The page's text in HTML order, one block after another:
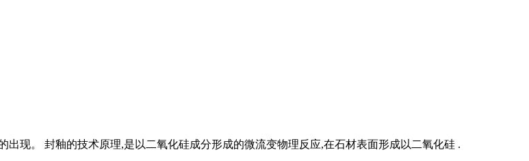
现。 封釉的技术原理,是以二氧化硅成分形成的微流变物理反应,在石材表面形成以二氧化硅 .